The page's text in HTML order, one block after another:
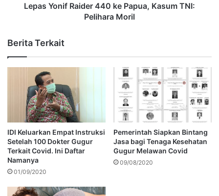
Lepas Yonif Raider 440 ke Papua, Kasum TNI:
Pelihara Moril
Berita Terkait
IDI Keluarkan Empat Instruksi
Setelah 100 Dokter Gugur
Terkait Covid. Ini Daftar
Namanya
01/09/2020
Pemerintah Siapkan Bintang
Jasa bagi Tenaga Kesehatan
Gugur Melawan Covid
09/08/2020